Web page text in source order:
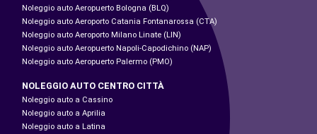
Noleggio auto Aeropuerto Bologna (BLQ)
Noleggio auto Aeroporto Catania Fontanarossa (CTA)
Noleggio auto Aeroporto Milano Linate (LIN)
Noleggio auto Aeropuerto Napoli-Capodichino (NAP)
Noleggio auto Aeropuerto Palermo (PMO)
NOLEGGIO AUTO CENTRO CITTÀ
Noleggio auto a Cassino
Noleggio auto a Aprilia
Noleggio auto a Latina